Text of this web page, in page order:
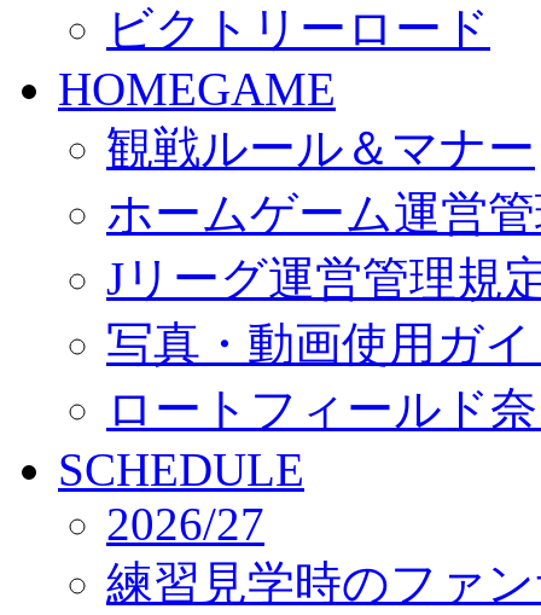
ビクトリーロード
HOMEGAME
観戦ルール＆マナー
ホームゲーム運営
Jリーグ運営管理規
写真・動画使用ガ
ロートフィールド
SCHEDULE
2026/27
練習見学時のファ